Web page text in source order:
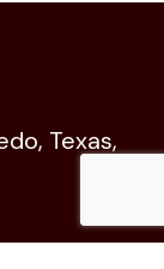
Texas,